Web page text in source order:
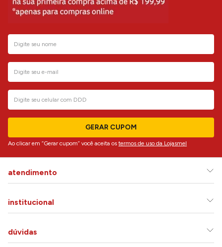
GERAR CUPOM
Ao clicar em “Gerar cupom” você aceita os termos de uso da Lojasmel
atendimento
institucional
dúvidas